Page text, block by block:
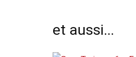
et aussi...